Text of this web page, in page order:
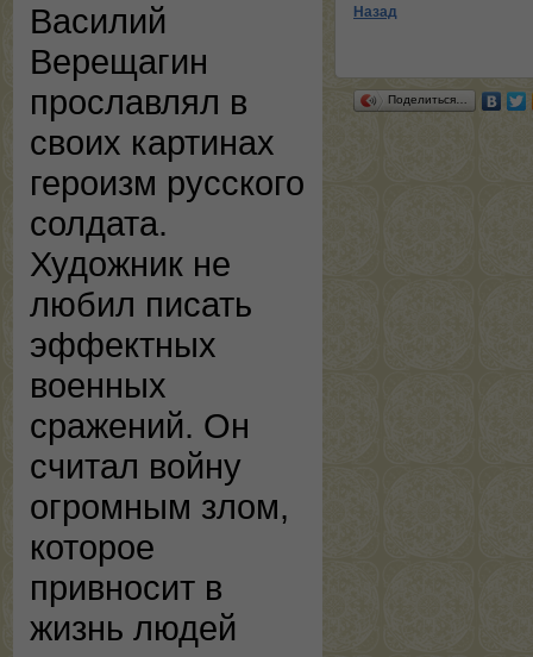
Василий
Верещагин
прославлял в
своих картинах
героизм русского
солдата.
Художник не
любил писать
эффектных
военных
сражений. Он
считал войну
огромным злом,
которое
привносит в
жизнь людей
Назад
Поделиться…